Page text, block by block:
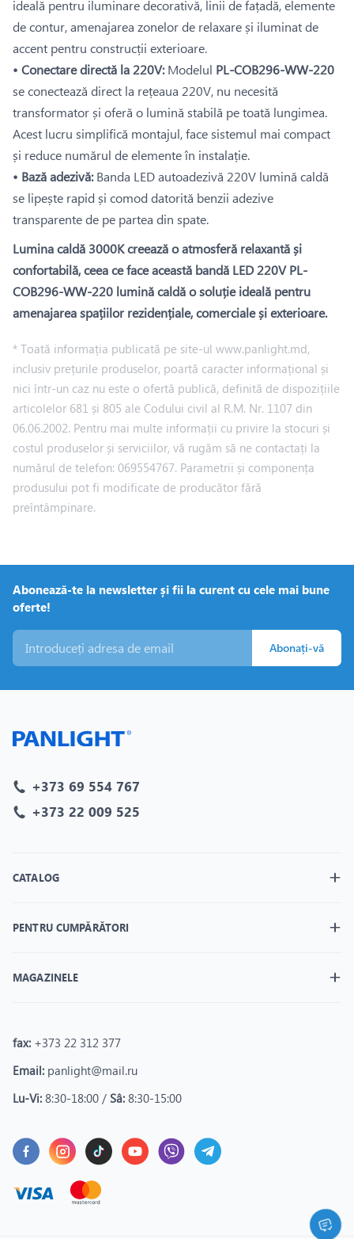
ideală pentru iluminare decorativă, linii de fațadă, elemente
de contur, amenajarea zonelor de relaxare și iluminat de
accent pentru construcții exterioare.
• Conectare directă la 220V:Modelul PL-COB296-WW-220
se conectează direct la rețeaua 220V, nu necesită
transformator și oferă o lumină stabilă pe toată lungimea.
Acest lucru simplifică montajul, face sistemul mai compact
și reduce numărul de elemente în instalație.
• Bază adezivă:Banda LED autoadezivă 220V lumină caldă
se lipește rapid și comod datorită benzii adezive
transparente de pe partea din spate.
Lumina caldă 3000K creează o atmosferă relaxantă și
confortabilă, ceea ce face această bandă LED 220V PL-
COB296-WW-220 lumină caldă o soluție ideală pentru
amenajarea spațiilor rezidențiale, comerciale și exterioare.
* Toată informația publicată pe site-ul www.panlight.md,
inclusiv prețurile produselor, poartă caracter informațional și
nici într-un caz nu este o ofertă publică, definită de dispozițiile
articolelor 681 și 805 ale Codului civil al R.M. Nr. 1107 din
06.06.2002. Pentru mai multe informații cu privire la stocuri și
costul produselor și serviciilor, vă rugăm să ne contactați la
numărul de telefon: 069554767. Parametrii și componența
produsului pot fi modificate de producător fără
preîntâmpinare.
Abonează-te la newsletter și fii la curent cu cele mai bune
oferte!
Abonați-vă
+373 69 554 767
+373 22 009 525
CATALOG
PENTRU CUMPĂRĂTORI
MAGAZINELE
fax: +373 22 312 377
Email: panlight@mail.ru
Lu-Vi: 8:30-18:00 / Sâ: 8:30-15:00